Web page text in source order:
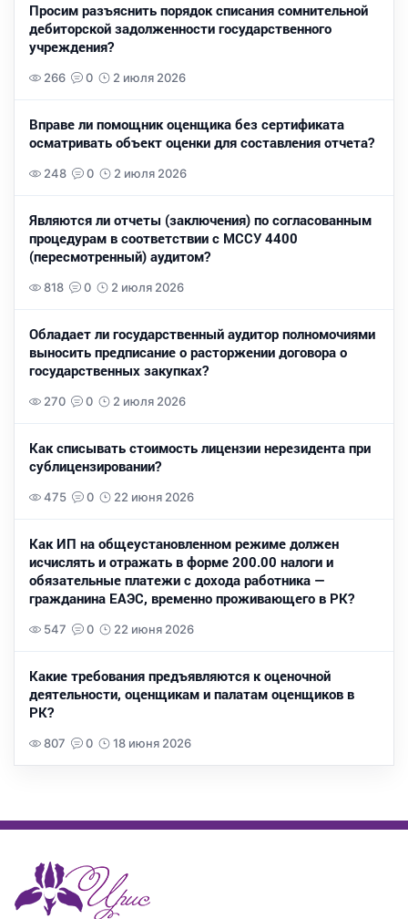
Просим разъяснить порядок списания сомнительной
дебиторской задолженности государственного
учреждения?
266 0 2 июля 2026
Вправе ли помощник оценщика без сертификата
осматривать объект оценки для составления отчета?
248 0 2 июля 2026
Являются ли отчеты (заключения) по согласованным
процедурам в соответствии с МССУ 4400
(пересмотренный) аудитом?
818 0 2 июля 2026
Обладает ли государственный аудитор полномочиями
выносить предписание о расторжении договора о
государственных закупках?
270 0 2 июля 2026
Как списывать стоимость лицензии нерезидента при
сублицензировании?
475 0 22 июня 2026
Как ИП на общеустановленном режиме должен
исчислять и отражать в форме 200.00 налоги и
обязательные платежи с дохода работника —
гражданина ЕАЭС, временно проживающего в РК?
547 0 22 июня 2026
Какие требования предъявляются к оценочной
деятельности, оценщикам и палатам оценщиков в
РК?
807 0 18 июня 2026